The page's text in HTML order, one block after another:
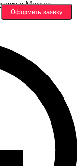
Оформить заявку